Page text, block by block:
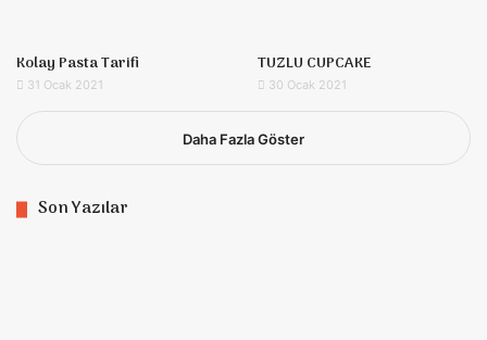
Kolay Pasta Tarifi
31 Ocak 2021
TUZLU CUPCAKE
30 Ocak 2021
Daha Fazla Göster
Son Yazılar